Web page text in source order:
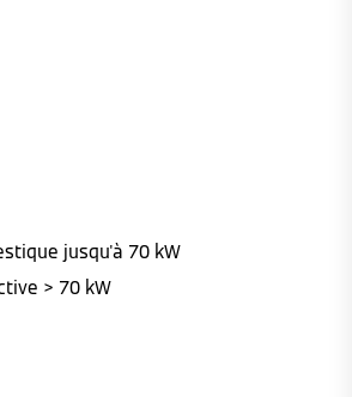
jusqu'à 70 kW
> 70 kW